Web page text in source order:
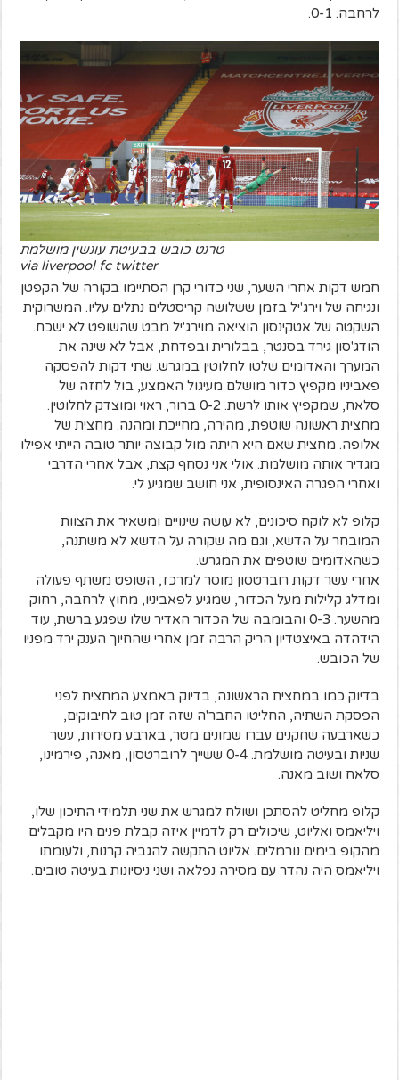
לרחבה. 0-1.
טרנט כובש בבעיטת עונשין מושלמת
via liverpool fc twitter
חמש דקות אחרי השער, שני כדורי קרן הסתיימו בקורה של הקפטן
ונגיחה של וירג'יל בזמן ששלושה קריסטלים נתלים עליו. המשרוקית
השקטה של אטקינסון הוציאה מוירג'יל מבט שהשופט לא ישכח.
הודג'סון גירד בסנטר, בבלורית ובפדחת, אבל לא שינה את
המערך והאדומים שלטו לחלוטין במגרש. שתי דקות להפסקה
פאביניו מקפיץ כדור מושלם מעיגול האמצע, בול לחזה של
סלאח, שמקפיץ אותו לרשת. 0-2 ברור, ראוי ומוצדק לחלוטין.
מחצית ראשונה שוטפת, מהירה, מחייכת ומהנה. מחצית של
אלופה. מחצית שאם היא היתה מול קבוצה יותר טובה הייתי אפילו
מגדיר אותה מושלמת. אולי אני נסחף קצת, אבל אחרי הדרבי
ואחרי הפגרה האינסופית, אני חושב שמגיע לי.
קלופ לא לוקח סיכונים, לא עושה שינויים ומשאיר את הצוות
המובחר על הדשא, וגם מה שקורה על הדשא לא משתנה,
כשהאדומים שוטפים את המגרש.
אחרי עשר דקות רוברטסון מוסר למרכז, השופט משתף פעולה
ומדלג קלילות מעל הכדור, שמגיע לפאביניו, מחוץ לרחבה, רחוק
מהשער. 0-3 והבומבה של הכדור האדיר שלו שפגע ברשת, עוד
הידהדה באיצטדיון הריק הרבה זמן אחרי שהחיוך הענק ירד מפניו
של הכובש.
בדיוק כמו במחצית הראשונה, בדיוק באמצע המחצית לפני
הפסקת השתיה, החליטו החבר'ה שזה זמן טוב לחיבוקים,
כשארבעה שחקנים עברו שמונים מטר, בארבע מסירות, עשר
שניות ובעיטה מושלמת. 0-4 ששייך לרוברטסון, מאנה, פירמינו,
סלאח ושוב מאנה.
קלופ מחליט להסתכן ושולח למגרש את שני תלמידי התיכון שלו,
ויליאמס ואליוט, שיכולים רק לדמיין איזה קבלת פנים היו מקבלים
מהקופ בימים נורמלים. אליוט התקשה להגביה קרנות, ולעומתו
ויליאמס היה נהדר עם מסירה נפלאה ושני ניסיונות בעיטה טובים.